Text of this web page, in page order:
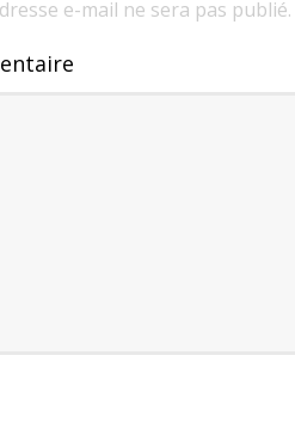
e-mail ne sera pas publié.